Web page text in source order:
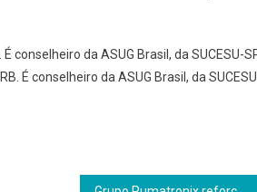
É conselheiro da ASUG Brasil, da SUCESU-
É conselheiro da ASUG Brasil, da